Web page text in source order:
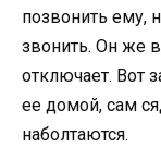
позвонить ему,
звонить. Он же
отключает. Вот
ее домой, сам
наболтаются.